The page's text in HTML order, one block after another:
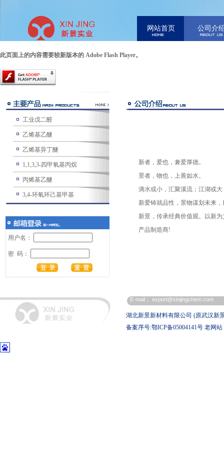
网站首页 公司介
此页面上的内容需要较新版本的 Adobe Flash Player。
工业戊二醛
乙烯基乙醚
乙烯基异丁醚
1,1,3,3-四甲氧基丙烷
丙烯基乙醚
3,4-环氧环己基甲基
用户名：
密 码：
新者，爱也，兼爱厚德。
景者，物也，上善如水。
滴水或小，汇聚溪流；江湖或
新爱铸就品性，景物谋划未来
新景，传承经典价值观。以新
产品制造商!
E-mail： export@xinjingchem.com
湖北新景新材料有限公司 (原武汉新
备案序号:鄂ICP备05004141号 老网站